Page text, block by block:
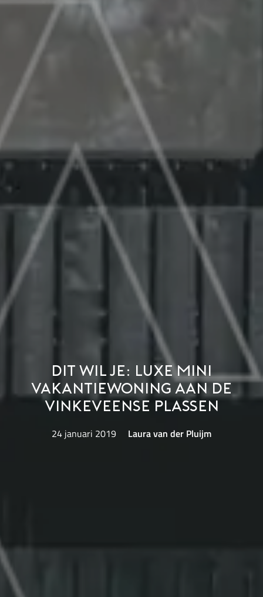
Dit wil je: luxe mini
vakantiewoning aan de
Vinkeveense Plassen
24 januari 2019 Laura van der Pluijm